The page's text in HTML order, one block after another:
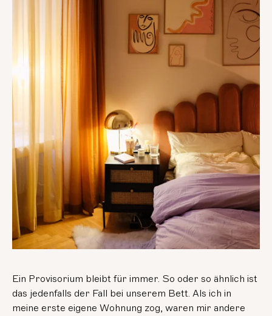
Ein Provisorium bleibt für immer. So oder so ähnlich ist
das jedenfalls der Fall bei unserem Bett. Als ich in
meine erste eigene Wohnung zog, waren mir andere